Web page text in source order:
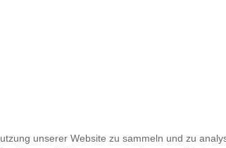
unserer Website zu sammeln und zu